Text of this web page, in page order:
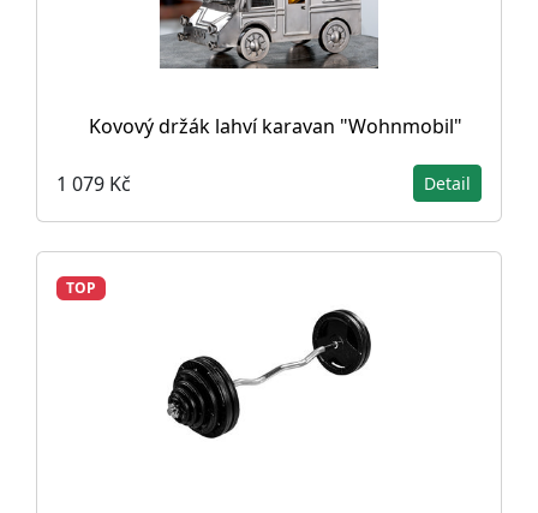
Kovový držák lahví karavan "Wohnmobil"
1 079 Kč Detail
TOP